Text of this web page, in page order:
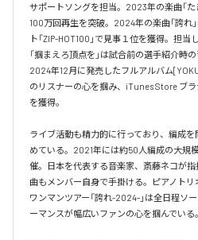
サポートソングを担当。2023年の楽曲「
100万回再生を突破。2024年の楽曲「誇れ
ト「ZIP-HOT100」で見事１位を獲得。担
「掴まえろ頂点を」は試合前の選手紹介時
2024年12月に発売したフルアルバム
のリスナーの心を掴み、iTunes Store ブラ
を獲得。
ライブ活動も精力的に行っており、編成
めている。2021年には約50人編成の大規
催。日本を代表する音楽家、斎藤ネコが
曲もメンバー自身で手掛ける。ピアノト
ワンマンツアー「誇れ-2024-」は全日程ソ
ーマンスが幅広いファンの心を掴んでいる。